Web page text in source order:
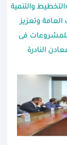
والتنمية
العامة وتعزيز
للمشروعات فى
النادرة